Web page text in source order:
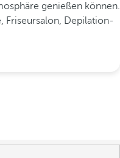
genießen können.
Friseursalon, Depilation-